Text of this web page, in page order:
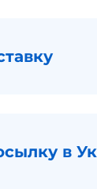
в